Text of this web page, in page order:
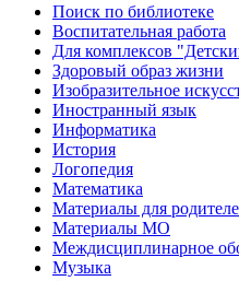
Поиск по библиотеке
Воспитательная работа
Для комплексов
Здоровый образ жизни
Изобразительное
Иностранный язык
Информатика
История
Логопедия
Математика
Материалы для
Материалы МО
Междисциплинарное
Музыка